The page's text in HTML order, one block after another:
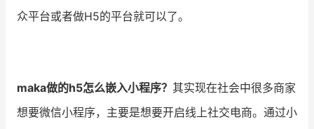
众平台或者做H5的平台就可以了。
maka做的h5怎么嵌入小程序？ 其实现在社会中很多商家
想要微信小程序，主要是想要开启线上社交电商。通过小